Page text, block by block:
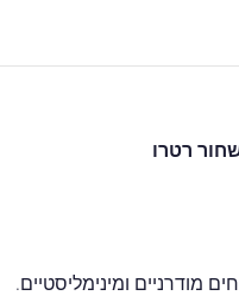
מודרניים ומינימליסטיים.